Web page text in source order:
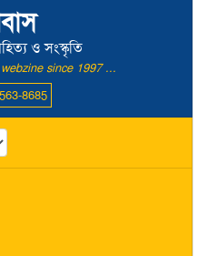
ও সংস্কৃতি
since 1997 ...
8685